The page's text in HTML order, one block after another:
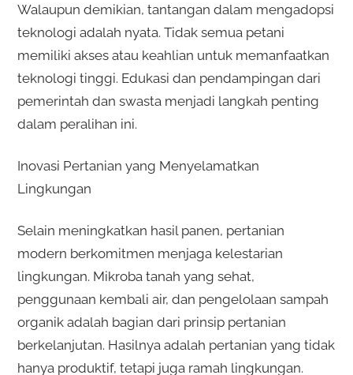
Walaupun demikian, tantangan dalam mengadopsi
teknologi adalah nyata. Tidak semua petani
memiliki akses atau keahlian untuk memanfaatkan
teknologi tinggi. Edukasi dan pendampingan dari
pemerintah dan swasta menjadi langkah penting
dalam peralihan ini.
Inovasi Pertanian yang Menyelamatkan
Lingkungan
Selain meningkatkan hasil panen, pertanian
modern berkomitmen menjaga kelestarian
lingkungan. Mikroba tanah yang sehat,
penggunaan kembali air, dan pengelolaan sampah
organik adalah bagian dari prinsip pertanian
berkelanjutan. Hasilnya adalah pertanian yang tidak
hanya produktif, tetapi juga ramah lingkungan.